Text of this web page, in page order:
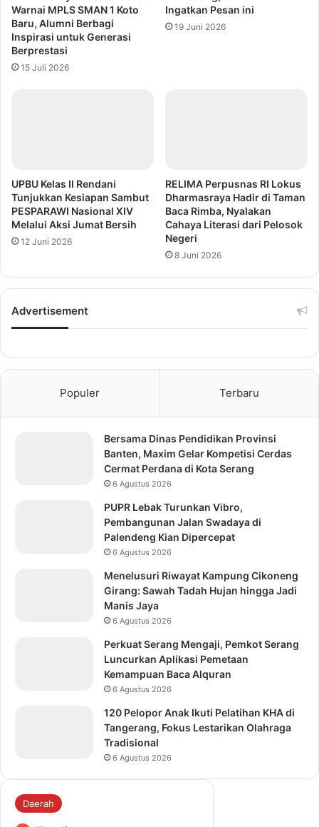
Warnai MPLS SMAN 1 Koto
Baru, Alumni Berbagi
Inspirasi untuk Generasi
Berprestasi
15 Juli 2026
Ingatkan Pesan ini
19 Juni 2026
UPBU Kelas II Rendani
Tunjukkan Kesiapan Sambut
PESPARAWI Nasional XIV
Melalui Aksi Jumat Bersih
12 Juni 2026
RELIMA Perpusnas RI Lokus
Dharmasraya Hadir di Taman
Baca Rimba, Nyalakan
Cahaya Literasi dari Pelosok
Negeri
8 Juni 2026
Advertisement
Populer Terbaru
Bersama Dinas Pendidikan Provinsi
Banten, Maxim Gelar Kompetisi Cerdas
Cermat Perdana di Kota Serang
6 Agustus 2026
PUPR Lebak Turunkan Vibro,
Pembangunan Jalan Swadaya di
Palendeng Kian Dipercepat
6 Agustus 2026
Menelusuri Riwayat Kampung Cikoneng
Girang: Sawah Tadah Hujan hingga Jadi
Manis Jaya
6 Agustus 2026
Perkuat Serang Mengaji, Pemkot Serang
Luncurkan Aplikasi Pemetaan
Kemampuan Baca Alquran
6 Agustus 2026
120 Pelopor Anak Ikuti Pelatihan KHA di
Tangerang, Fokus Lestarikan Olahraga
Tradisional
6 Agustus 2026